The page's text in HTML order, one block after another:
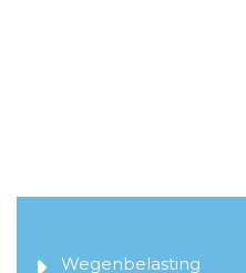
Wegenbelasting